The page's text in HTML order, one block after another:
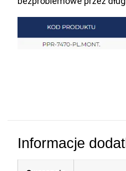
Informacje